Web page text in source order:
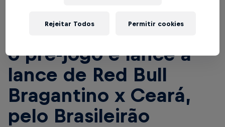
Acompanhe AO VIVO
o pré-jogo e lance a
lance de Red Bull
Bragantino x Ceará,
pelo Brasileirão
Rejeitar Todos Permitir cookies